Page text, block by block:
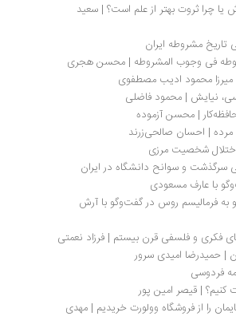
پرونده‌ای علیه آموزش یا چرا ثروت بهتر از علم است؟ | سعید
ایران
فی وجوب المشروطه | محسن هجری
ادیب مصطفوی
| محمود فاضلی
| محسن آزموده
احسان صالحی‌زرند
شخصیت مرزی
و سوانح دانشگاه در ایران
مسعودی
و فلسفی قرن بیستم | فرزاد نعمتی
امیدی سرور
| قیصر امین پور